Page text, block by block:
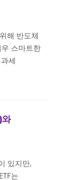
해 반도체
스마트한
세
있지만,
는